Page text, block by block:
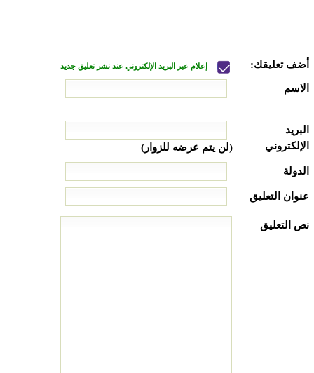
أضف تعليقك: إعلام عبر البريد الإلكتروني عند نشر تعليق جديد
الاسم
البريد
الإلكتروني
(لن يتم عرضه للزوار)
الدولة
عنوان التعليق
نص التعليق